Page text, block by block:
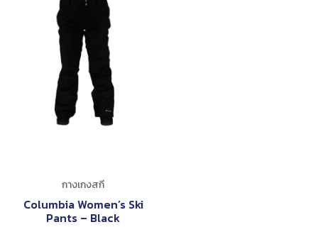
กางเกงสกี
Columbia Women’s Ski
Pants – Black